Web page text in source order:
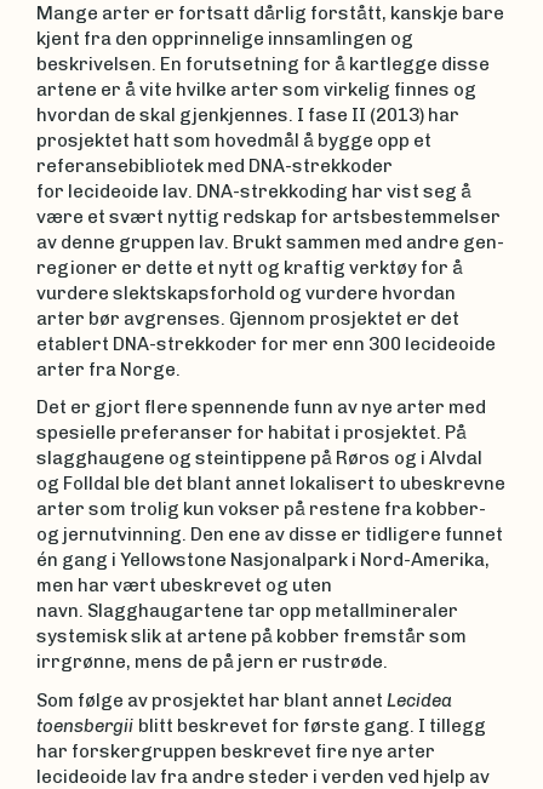
Mange arter er fortsatt dårlig forstått, kanskje bare
kjent fra den opprinnelige innsamlingen og
beskrivelsen. En forutsetning for å kartlegge disse
artene er å vite hvilke arter som virkelig finnes og
hvordan de skal gjenkjennes. I fase II (2013) har
prosjektet hatt som hovedmål å bygge opp et
referansebibliotek med DNA-strekkoder
for lecideoide lav. DNA-strekkoding har vist seg å
være et svært nyttig redskap for artsbestemmelser
av denne gruppen lav. Brukt sammen med andre gen-
regioner er dette et nytt og kraftig verktøy for å
vurdere slektskapsforhold og vurdere hvordan
arter bør avgrenses. Gjennom prosjektet er det
etablert DNA-strekkoder for mer enn 300 lecideoide
arter fra Norge.
Det er gjort flere spennende funn av nye arter med
spesielle preferanser for habitat i prosjektet. På
slagghaugene og steintippene på Røros og i Alvdal
og Folldal ble det blant annet lokalisert to ubeskrevne
arter som trolig kun vokser på restene fra kobber-
og jernutvinning. Den ene av disse er tidligere funnet
én gang i Yellowstone Nasjonalpark i Nord-Amerika,
men har vært ubeskrevet og uten
navn. Slagghaugartene tar opp metallmineraler
systemisk slik at artene på kobber fremstår som
irrgrønne, mens de på jern er rustrøde.
Som følge av prosjektet har blant annet Lecidea
toensbergii blitt beskrevet for første gang. I tillegg
har forskergruppen beskrevet fire nye arter
lecideoide lav fra andre steder i verden ved hjelp av